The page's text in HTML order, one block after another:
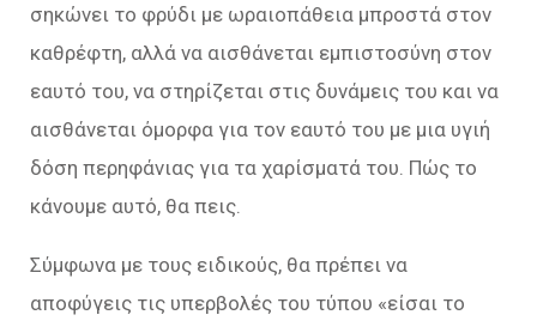
σηκώνει το φρύδι με ωραιοπάθεια μπροστά στον
καθρέφτη, αλλά να αισθάνεται εμπιστοσύνη στον
εαυτό του, να στηρίζεται στις δυνάμεις του και να
αισθάνεται όμορφα για τον εαυτό του με μια υγιή
δόση περηφάνιας για τα χαρίσματά του. Πώς το
κάνουμε αυτό, θα πεις.
Σύμφωνα με τους ειδικούς, θα πρέπει να
αποφύγεις τις υπερβολές του τύπου «είσαι το